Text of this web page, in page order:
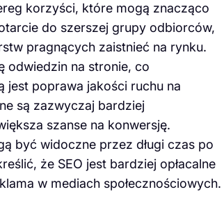
korzyści, które mogą znacząco
do szerszej grupy odbiorców,
pragnących zaistnieć na rynku.
odwiedzin na stronie, co
jest poprawa jakości ruchu na
są zazwyczaj bardziej
szanse na konwersję.
być widoczne przez długi czas po
że SEO jest bardziej opłacalne
w mediach społecznościowych.